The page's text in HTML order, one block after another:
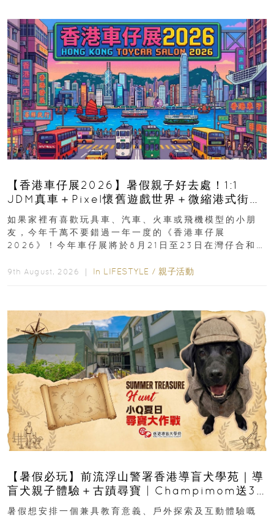
【香港車仔展2026】暑假親子好去處！1:1
JDM真車＋Pixel懷舊遊戲世界＋微縮港式街景
8月灣仔登場 車迷家庭必去！
如果家裡有喜歡玩具車、汽車、火車或飛機模型的小朋
友，今年千萬不要錯過一年一度的《香港車仔展
2026》！今年車仔展將於8月21日至23日在灣仔合和酒
9th August, 2026 ｜ In LIFESTYLE / 親子活動
【暑假必玩】前流浮山警署香港導盲犬學苑｜導
盲犬親子體驗＋古蹟尋寶 | Champimom送3
組免費名額
暑假想安排一個兼具教育意義、戶外探索及互動體驗嘅